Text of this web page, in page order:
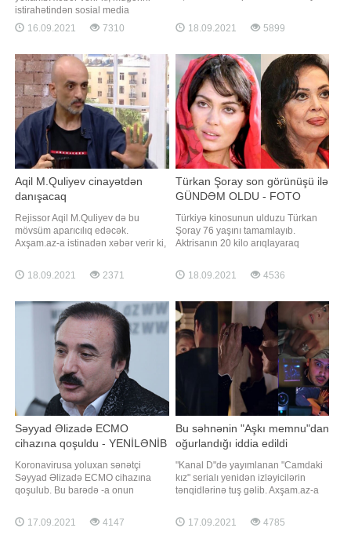
istirahətindən sosial media
hesabında paylaşımlar edib.
Paylaşdığı fotolarda Afətin qısa
yayınmayıb. Həmin fotoları təqdim
edirik:
16.09.2021 7310
Onun paylaşımına çoxsaylı təriflər,
bəyəni gəlib. Qeyd edək ki, aktrisa
çəkidən xilas olub. O, eyni zamanda
buxaq hissəsini də kəsdirib
18.09.2021 5899
Aqil M.Quliyev cinayətdən
danışacaq
Rejissor Aqil M.Quliyev də bu
mövsüm aparıcılıq edəcək.
Axşam.az-a istinadən xəbər verir ki,
başlayıb. Onun proqramı "Cinayət
və cəza" adlanır. Aqil.M.Quliyev
edəcək. Qeyd edək ki, Aqillə yanaşı
bu mövsüm Əməkdar artis
18.09.2021 2371
Türkan Şoray son görünüşü ilə
GÜNDƏM OLDU - FOTO
Türkiyə kinosunun ulduzu Türkan
Şoray 76 yaşını tamamlayıb.
Aktrisanın 20 kilo arıqlayaraq
diqqətdən yayınmayıb. Onun fransız
üsulu ilə (üzün saplarla dartılması)
məclisdə cazibədar aktrisanı
görənlər heyrətlərini gizlədə
bilməyiblər
18.09.2021 4536
Səyyad Əlizadə ECMO
cihazına qoşuldu - YENİLƏNİB
Koronavirusa yoluxan sənətçi
Səyyad Əlizadə ECMO cihazına
qoşulub. Bu barədə -a onun
verib. O bildirib ki, sənətçinin
ağciyərlərinin yalnız 30 faizi çalışır:.
17.09.2021 4147
Bu səhnənin "Aşkı memnu"dan
oğurlandığı iddia edildi
"Kanal D"də yayımlanan "Camdaki
kız" serialı yenidən izləyicilərin
tənqidlərinə tuş gəlib. Axşam.az-a
baş rol ifaçılarından Nur Sürerin
yeni ailə həyatı quran qızı ilə
17.09.2021 4785